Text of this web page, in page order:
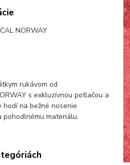
NORWAY
rukávom od
s exkluzívnou potlačou a
hodí na bežné nosenie
materiálu.